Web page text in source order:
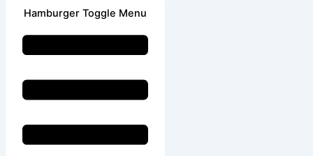
Hamburger Toggle Menu